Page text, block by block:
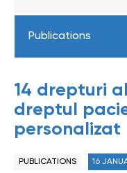
14 drepturi
dreptul
personalizat
PUBLICATIONS 16
Publications